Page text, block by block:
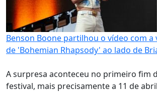
Benson Boone partilhou o vídeo com a
de 'Bohemian Rhapsody' ao lado de
A surpresa aconteceu no primeiro fim
festival, mais precisamente a 11 de